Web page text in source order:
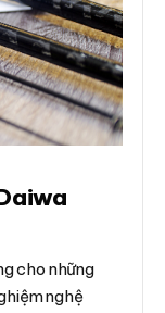
cho những
nghệ